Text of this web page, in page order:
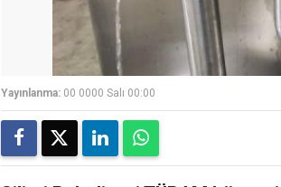
Yayınlanma: 00 0000 Salı 00:00